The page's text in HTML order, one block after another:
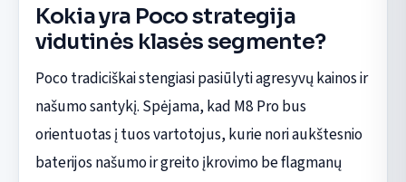
Kokia yra Poco strategija
vidutinės klasės segmente?
Poco tradiciškai stengiasi pasiūlyti agresyvų kainos ir
našumo santykį. Spėjama, kad M8 Pro bus
orientuotas į tuos vartotojus, kurie nori aukštesnio
baterijos našumo ir greito įkrovimo be flagmanų